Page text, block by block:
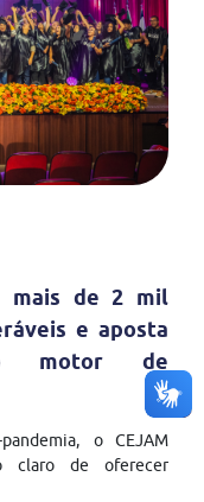
mais de 2 mil
e aposta
motor de
o CEJAM
claro de oferecer